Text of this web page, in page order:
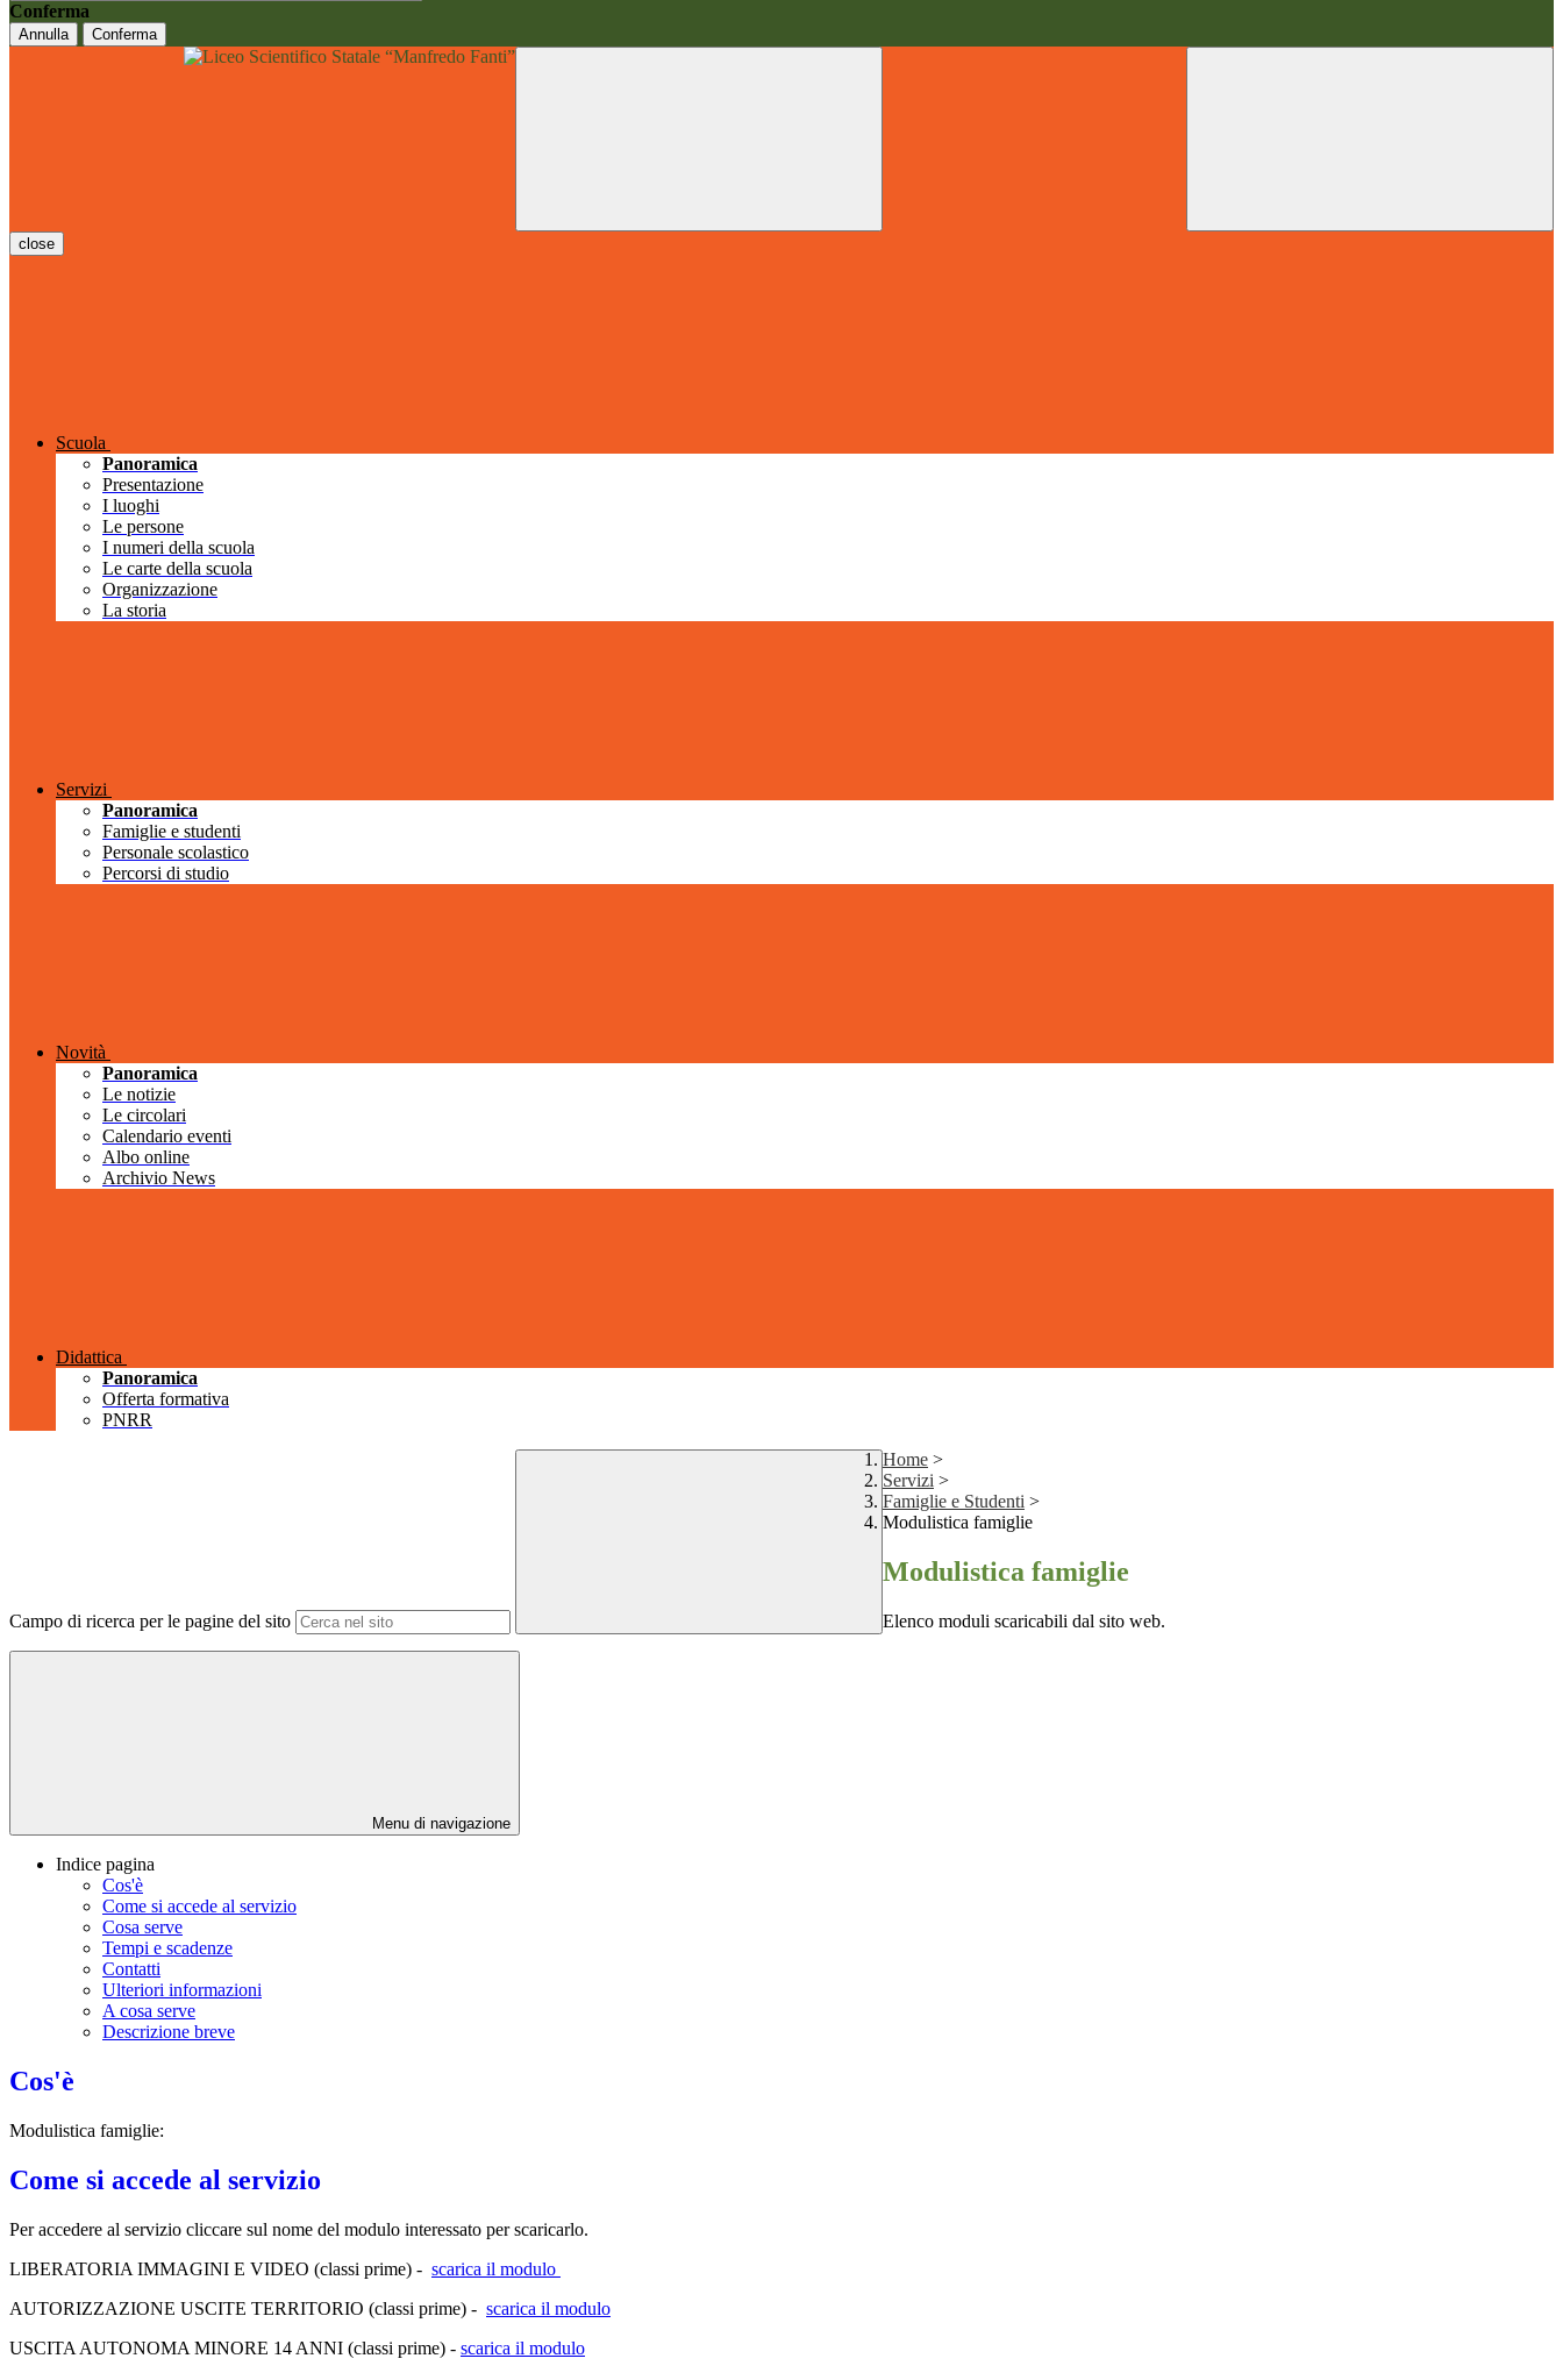
Conferma
Annulla Conferma
close
Scuola
Panoramica
Presentazione
I luoghi
Le persone
I numeri della scuola
Le carte della scuola
Organizzazione
La storia
Servizi
Panoramica
Famiglie e studenti
Personale scolastico
Percorsi di studio
Novità
Panoramica
Le notizie
Le circolari
Calendario eventi
Albo online
Archivio News
Didattica
Panoramica
Offerta formativa
PNRR
Campo di ricerca per le pagine del sito
Home >
Servizi >
Famiglie e Studenti >
Modulistica famiglie
Modulistica famiglie
Elenco moduli scaricabili dal sito web.
Menu di navigazione
Indice pagina
Cos'è
Come si accede al servizio
Cosa serve
Tempi e scadenze
Contatti
Ulteriori informazioni
A cosa serve
Descrizione breve
Cos'è
Modulistica famiglie:
Come si accede al servizio
Per accedere al servizio cliccare sul nome del modulo interessato per scaricarlo.
LIBERATORIA IMMAGINI E VIDEO (classi prime) - scarica il modulo
AUTORIZZAZIONE USCITE TERRITORIO (classi prime) - scarica il modulo
USCITA AUTONOMA MINORE 14 ANNI (classi prime) - scarica il modulo